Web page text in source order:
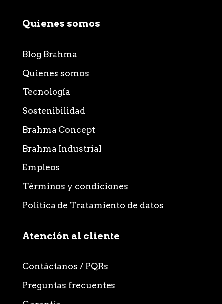
Quienes somos
Blog Brahma
Quienes somos
Tecnología
Sostenibilidad
Brahma Concept
Brahma Industrial
Empleos
Términos y condiciones
Política de Tratamiento de datos
Atención al cliente
Contáctanos / PQRs
Preguntas frecuentes